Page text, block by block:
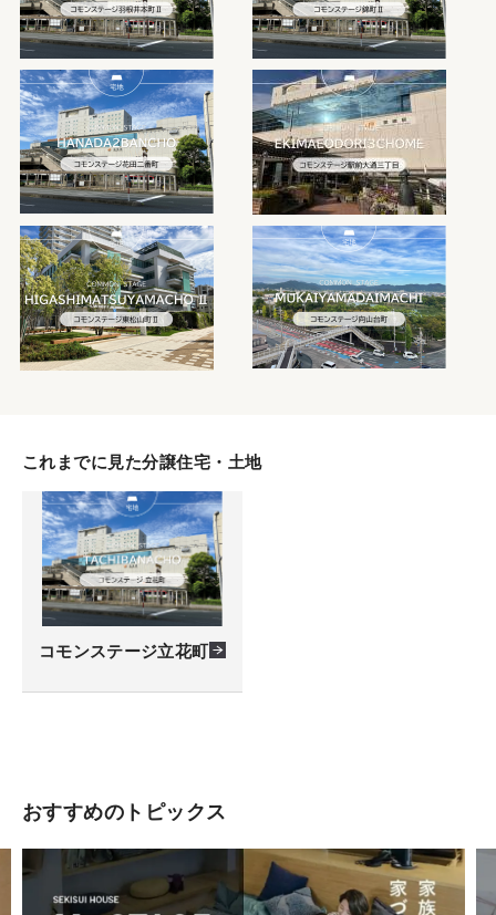
これまでに見た分譲住宅・土地
コモンステージ立花町
おすすめのトピックス